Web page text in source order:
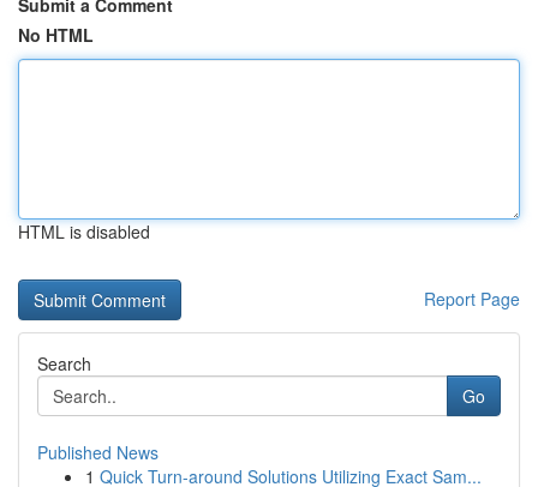
Submit a Comment
No HTML
HTML is disabled
Report Page
Search
Go
Published News
1 Quick Turn-around Solutions Utilizing Exact Sam...